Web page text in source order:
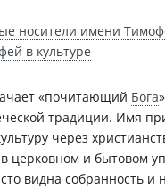
носители имени
в культуре
«почитающий Бога
традиции. Имя
через
церковном и бытовом
видна собранность и